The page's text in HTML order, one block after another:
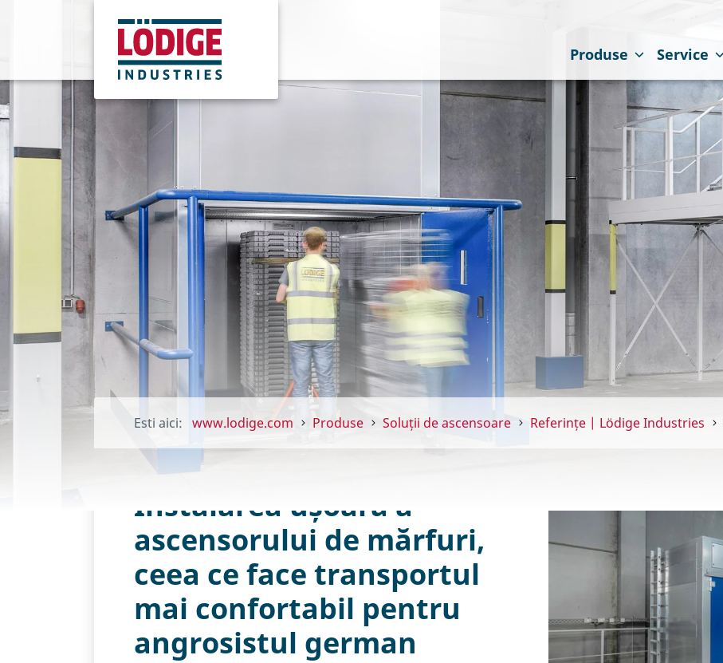
Produse Service
Esti aici: www.lodige.com Produse Soluții de ascensoare Referințe | Lödige Industries
Instalarea ușoară a
ascensorului de mărfuri,
ceea ce face transportul
mai confortabil pentru
angrosistul german